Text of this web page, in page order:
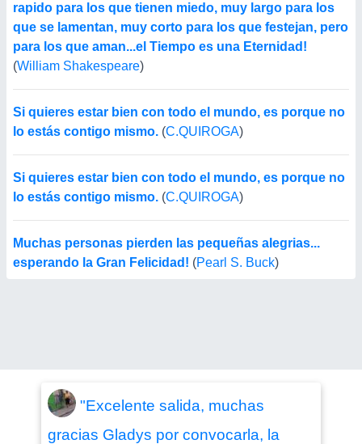
rapido para los que tienen miedo, muy largo para los
que se lamentan, muy corto para los que festejan, pero
para los que aman...el Tiempo es una Eternidad!
(William Shakespeare)
Si quieres estar bien con todo el mundo, es porque no
lo estás contigo mismo. (C.QUIROGA)
Si quieres estar bien con todo el mundo, es porque no
lo estás contigo mismo. (C.QUIROGA)
Muchas personas pierden las pequeñas alegrias...
esperando la Gran Felicidad! (Pearl S. Buck)
"Excelente salida, muchas
gracias Gladys por convocarla, la